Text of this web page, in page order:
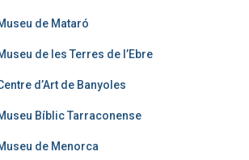
de Mataró
de les Terres de l’Ebre
d’Art de Banyoles
Bíblic Tarraconense
de Menorca